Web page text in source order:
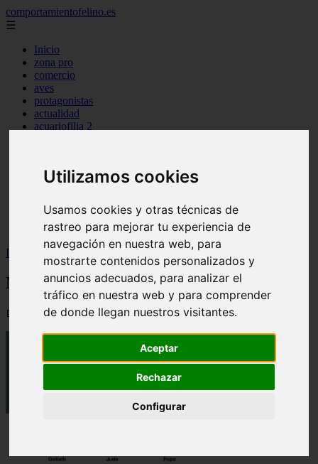
Utilizamos cookies
Usamos cookies y otras técnicas de
rastreo para mejorar tu experiencia de
navegación en nuestra web, para
mostrarte contenidos personalizados y
anuncios adecuados, para analizar el
tráfico en nuestra web y para comprender
de donde llegan nuestros visitantes.
Aceptar
Rechazar
Configurar
comportamientofelino.es
☰
Inicio
zona pro
comercio
aves
protagonistas
actualidad
acuariofilia 2
nombres para gatos
tablon de anuncios
uncategorized
zona pro
Inicio
gatos2 > Nombres Cristianos para Perros
Nombres Cristianos para Perros
📅 12/06/2025